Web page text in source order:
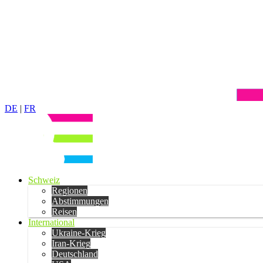
DE | FR
Schweiz
Regionen
Abstimmungen
Reisen
International
Ukraine-Krieg
Iran-Krieg
Deutschland